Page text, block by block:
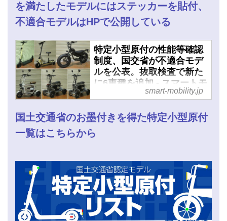
を満たしたモデルにはステッカーを貼付、
不適合モデルはHPで公開している
特定小型原付の性能等確認
制度、国交省が不適合モデ
ルを公表。抜取検査で新た
に6車種を追加 - スマートモ
smart-mobility.jp
国土交通省のお墨付きを得た特定小型原付
一覧はこちらから